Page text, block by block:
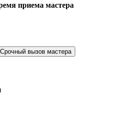
приема мастера
Срочный вызов мастера